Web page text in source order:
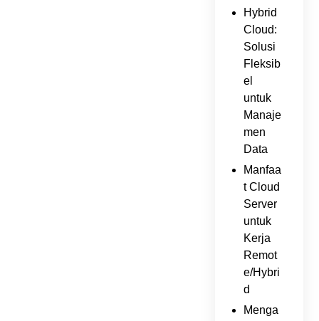
Hybrid
Cloud:
Solusi
Fleksib
el
untuk
Manaje
men
Data
Manfaa
t Cloud
Server
untuk
Kerja
Remot
e/Hybri
d
Menga